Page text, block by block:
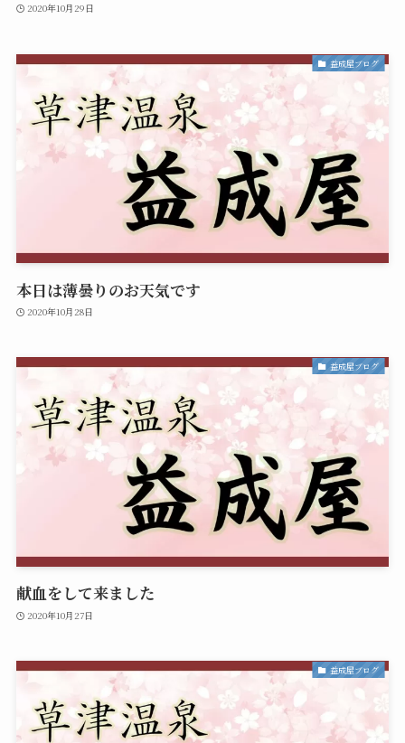
2020年10月29日
益成屋ブログ
本日は薄曇りのお天気です
2020年10月28日
益成屋ブログ
献血をして来ました
2020年10月27日
益成屋ブログ